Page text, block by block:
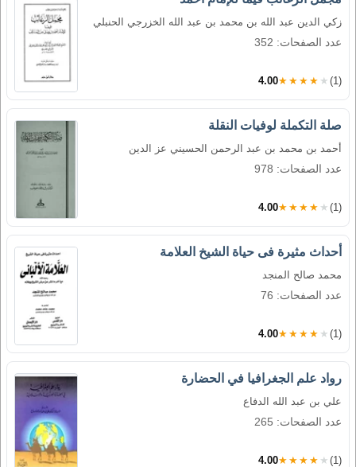
زكي الدين عبد الله بن محمد بن عبد الله الخزرجي الحنبلي
عدد الصفحات: 352
4.00★★★★★ (1)
صلة التكملة لوفيات النقلة
أحمد بن محمد بن عبد الرحمن الحسيني عز الدين
عدد الصفحات: 978
4.00★★★★★ (1)
أحداث مثيرة فى حياة الشيخ العلامة
محمد صالح المنجد
عدد الصفحات: 76
4.00★★★★★ (1)
رواد علم الجغرافيا في الحضارة
علي بن عبد الله الدفاع
عدد الصفحات: 265
4.00★★★★★ (1)